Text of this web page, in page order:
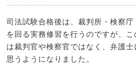
司法試験合格後は、裁判所・検察
を回る実務修習を行うのですが、
は裁判官や検察官ではなく、弁護士
思うようになりました。